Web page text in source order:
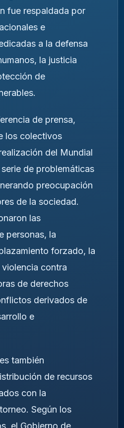
fue respaldada por
e
a la defensa
la justicia
de
de prensa,
los colectivos
del Mundial
de problemáticas
preocupación
de la sociedad.
las
personas, la
forzado, la
contra
de derechos
derivados de
e
también
de recursos
con la
Según los
el Gobierno de